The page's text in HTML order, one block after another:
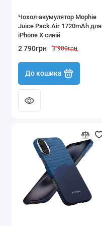
Чохол-акумулятор Mophie
Juice Pack Air 1720mAh для
iPhone X синій
2 790грн 3 900грн
До кошика